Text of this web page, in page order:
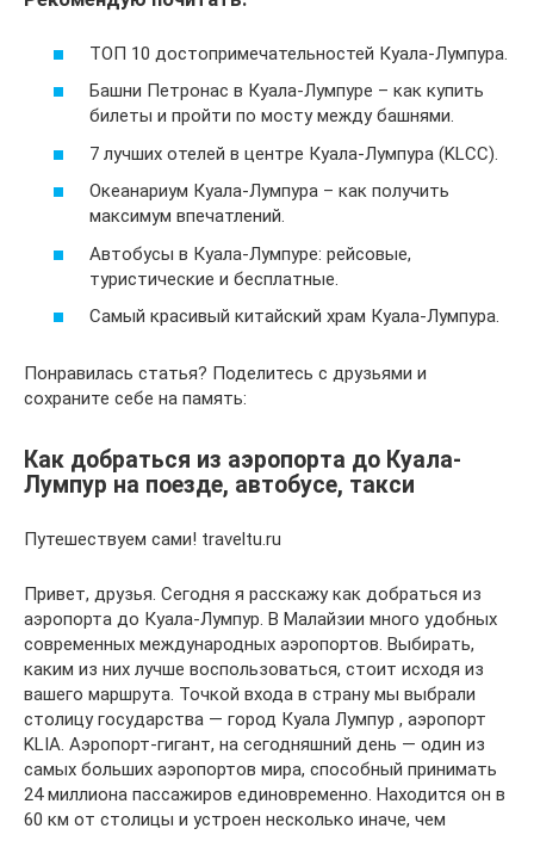
ТОП 10 достопримечательностей Куала-Лумпура.
Башни Петронас в Куала-Лумпуре – как купить
билеты и пройти по мосту между башнями.
7 лучших отелей в центре Куала-Лумпура (KLCC).
Океанариум Куала-Лумпура – как получить
максимум впечатлений.
Автобусы в Куала-Лумпуре: рейсовые,
туристические и бесплатные.
Самый красивый китайский храм Куала-Лумпура.
Понравилась статья? Поделитесь с друзьями и
сохраните себе на память:
Как добраться из аэропорта до Куала-
Лумпур на поезде, автобусе, такси
Путешествуем сами! traveltu.ru
Привет, друзья. Сегодня я расскажу как добраться из
аэропорта до Куала-Лумпур. В Малайзии много удобных
современных международных аэропортов. Выбирать,
каким из них лучше воспользоваться, стоит исходя из
вашего маршрута. Точкой входа в страну мы выбрали
столицу государства — город Куала Лумпур , аэропорт
KLIA. Аэропорт-гигант, на сегодняшний день — один из
самых больших аэропортов мира, способный принимать
24 миллиона пассажиров единовременно. Находится он в
60 км от столицы и устроен несколько иначе, чем